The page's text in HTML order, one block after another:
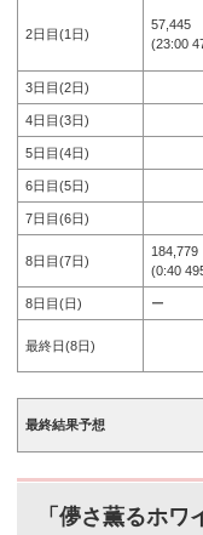
2日目(1日)
57,445
(23:00
3日目(2日)
4日目(3日)
5日目(4日)
6日目(5日)
7日目(6日)
8日目(7日)
184,779
(0:40
8日目(日) ー
最終日(8日)
最終結果予想
「儚さ薫るホ